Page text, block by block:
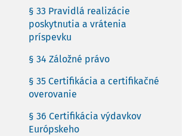
§ 33 Pravidlá realizácie
poskytnutia a vrátenia
príspevku
§ 34 Záložné právo
§ 35 Certifikácia a certifikačné
overovanie
§ 36 Certifikácia výdavkov
Európskeho